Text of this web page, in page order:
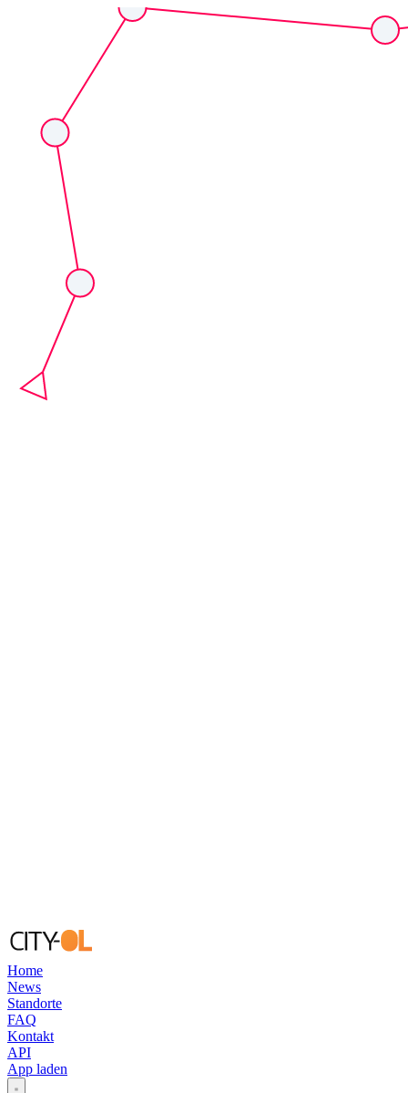
Home
News
Standorte
FAQ
Kontakt
API
App laden
Open main menu